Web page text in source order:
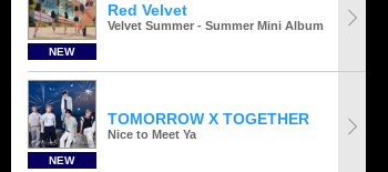
NEW
Red Velvet
Velvet Summer - Summer Mini Album
NEW
TOMORROW X TOGETHER
Nice to Meet Ya